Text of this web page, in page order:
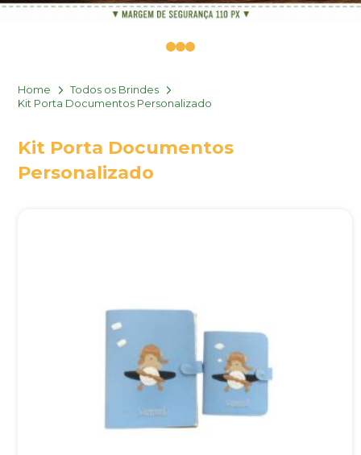
01 2
Home
Todos os Brindes
Kit Porta Documentos Personalizado
Kit Porta Documentos
Personalizado